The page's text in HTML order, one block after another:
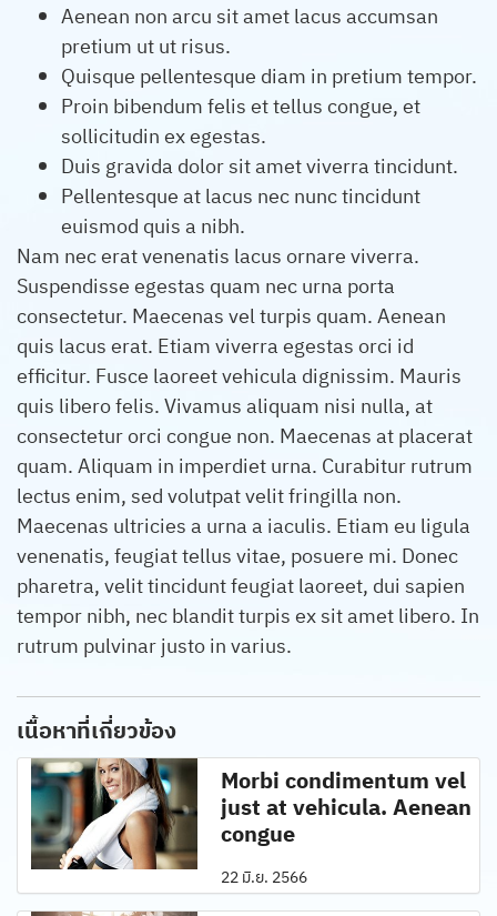
Aenean non arcu sit amet lacus accumsan
pretium ut ut risus.
Quisque pellentesque diam in pretium tempor.
Proin bibendum felis et tellus congue, et
sollicitudin ex egestas.
Duis gravida dolor sit amet viverra tincidunt.
Pellentesque at lacus nec nunc tincidunt
euismod quis a nibh.
Nam nec erat venenatis lacus ornare viverra.
Suspendisse egestas quam nec urna porta
consectetur. Maecenas vel turpis quam. Aenean
quis lacus erat. Etiam viverra egestas orci id
efficitur. Fusce laoreet vehicula dignissim. Mauris
quis libero felis. Vivamus aliquam nisi nulla, at
consectetur orci congue non. Maecenas at placerat
quam. Aliquam in imperdiet urna. Curabitur rutrum
lectus enim, sed volutpat velit fringilla non.
Maecenas ultricies a urna a iaculis. Etiam eu ligula
venenatis, feugiat tellus vitae, posuere mi. Donec
pharetra, velit tincidunt feugiat laoreet, dui sapien
tempor nibh, nec blandit turpis ex sit amet libero. In
rutrum pulvinar justo in varius.
เนื้อหาที่เกี่ยวข้อง
Morbi condimentum vel
just at vehicula. Aenean
congue
22 มิ.ย. 2566